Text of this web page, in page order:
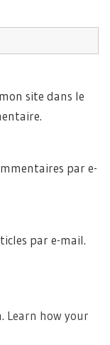
site dans le
par e-
par e-mail.
Learn how your